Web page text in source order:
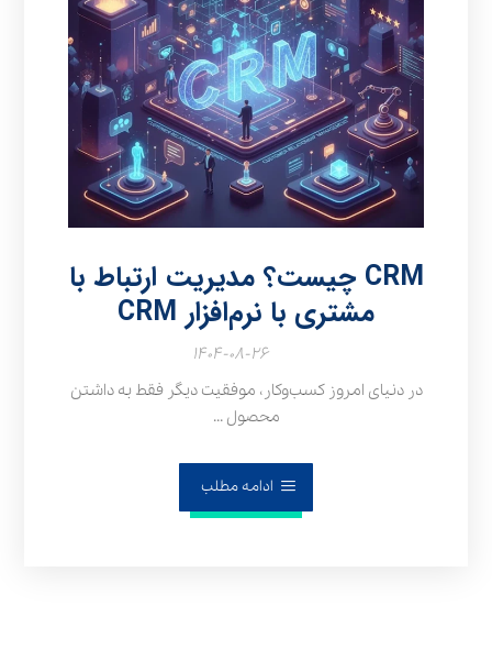
CRM چیست؟ مدیریت ارتباط با
مشتری با نرم‌افزار CRM
۱۴۰۴-۰۸-۲۶
در دنیای امروز کسب‌وکار، موفقیت دیگر فقط به داشتن
محصول ...
ادامه مطلب